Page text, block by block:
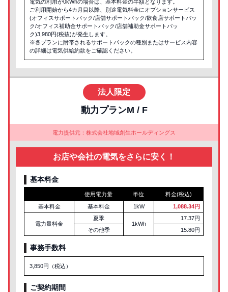
電気の利用が0kWhの場合は、基本料金の半額となります。
ご利用開始から4カ月目以降、別途電気料金にオプションサービス
(オフィスサポートパック/店舗サポートパック/飲食店サポートパッ
ク/オフィス補助金サポートパック/店舗補助金サポートパッ
ク)3,980円(税抜)が発生します。
※各プランに附帯されるサポートパックの種別またはサービス内容
の詳細は電気供給約款をご確認ください。
動力プランM / F
電力提供元：株式会社地域創生ホールディングス
法人限定
お店や会社の電気をさらに安く！
基本料金
使用電力量 単位
料金(税込)
基本料金
基本料金 1kW 1,088.34円
電力量料金
夏季
1kWh
17.37円
その他季
15.80円
事務手数料
3,850円（税込）
ご契約期間